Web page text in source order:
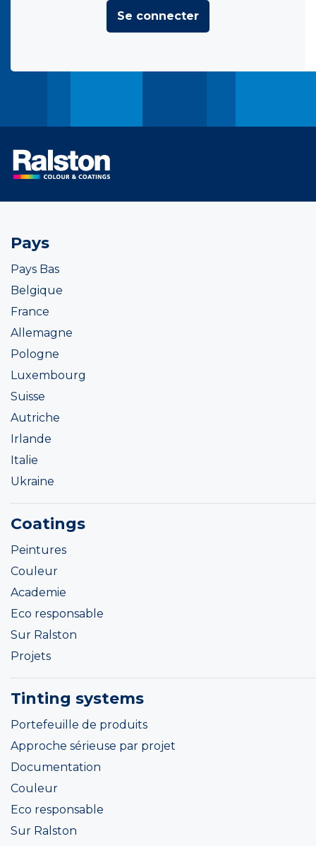
Se connecter
Pays
Pays Bas
Belgique
France
Allemagne
Pologne
Luxembourg
Suisse
Autriche
Irlande
Italie
Ukraine
Coatings
Peintures
Couleur
Academie
Eco responsable
Sur Ralston
Projets
Tinting systems
Portefeuille de produits
Approche sérieuse par projet
Documentation
Couleur
Eco responsable
Sur Ralston